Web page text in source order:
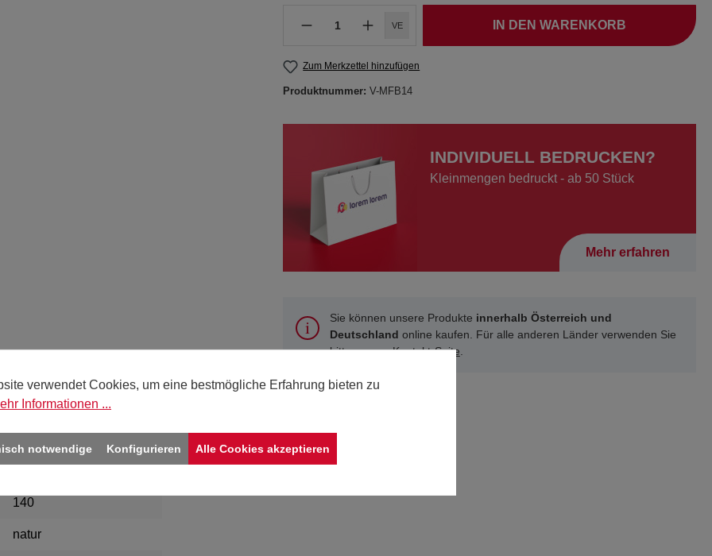
VE IN DEN WARENKORB
Zum Merkzettel hinzufügen
Produktnummer: V-MFB14
INDIVIDUELL BEDRUCKEN?
Kleinmengen bedruckt - ab 50 Stück
Mehr erfahren
Sie können unsere Produkte innerhalb Österreich und
Deutschland online kaufen. Für alle anderen Länder verwenden Sie
bitte unsereKontakt-Seite.
2 x gerillt, 3 x gelocht"
140
natur
verwendet Cookies, um eine bestmögliche Erfahrung bieten zu
Informationen ...
notwendige Konfigurieren Alle Cookies akzeptieren